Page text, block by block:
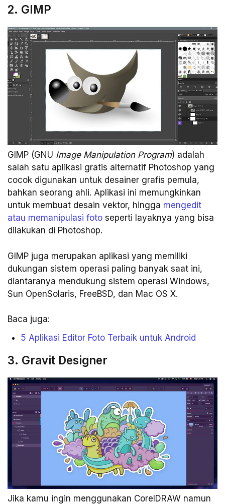
2. GIMP
GIMP (GNU Image Manipulation Program) adalah
salah satu aplikasi gratis alternatif Photoshop yang
cocok digunakan untuk desainer grafis pemula,
bahkan seorang ahli. Aplikasi ini memungkinkan
untuk membuat desain vektor, hingga mengedit
atau memanipulasi foto seperti layaknya yang bisa
dilakukan di Photoshop.
GIMP juga merupakan aplikasi yang memiliki
dukungan sistem operasi paling banyak saat ini,
diantaranya mendukung sistem operasi Windows,
Sun OpenSolaris, FreeBSD, dan Mac OS X.
Baca juga:
5 Aplikasi Editor Foto Terbaik untuk Android
3. Gravit Designer
Jika kamu ingin menggunakan CorelDRAW namun